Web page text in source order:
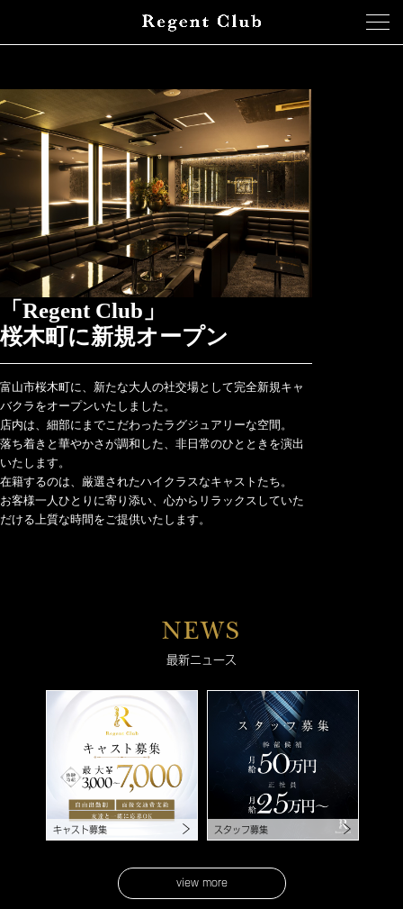
キャスト求人詳細
「Regent Club」
桜木町に新規オープン
富山市桜木町に、新たな大人の社交場として完全新規キャ
バクラをオープンいたしました。
店内は、細部にまでこだわったラグジュアリーな空間。
落ち着きと華やかさが調和した、非日常のひとときを演出
いたします。
在籍するのは、厳選されたハイクラスなキャストたち。
お客様一人ひとりに寄り添い、心からリラックスしていた
だける上質な時間をご提供いたします。
NEWS
最新ニュース
キャスト募集 スタッフ募集
view more